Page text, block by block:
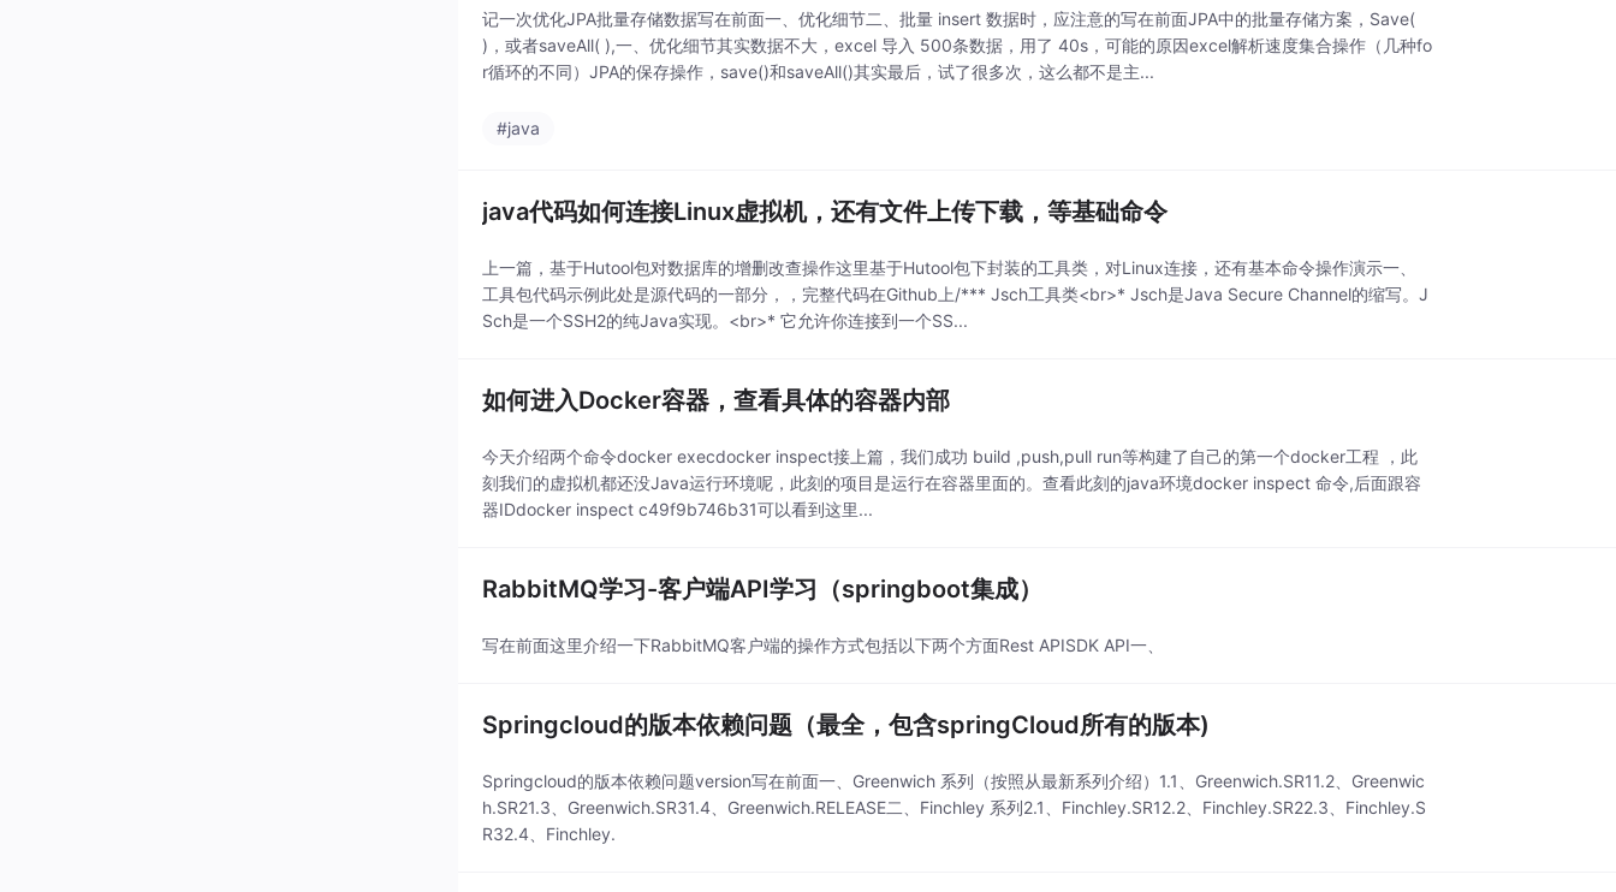
记一次优化JPA批量存储数据写在前面一、优化细节二、批量 insert 数据时，应注意的写在前面JPA中的批量存储方案，Save(
)，或者saveAll( ),一、优化细节其实数据不大，excel 导入 500条数据，用了 40s，可能的原因excel解析速度集合操作（几种fo
r循环的不同）JPA的保存操作，save()和saveAll()其实最后，试了很多次，这么都不是主...
#java
java代码如何连接Linux虚拟机，还有文件上传下载，等基础命令
上一篇，基于Hutool包对数据库的增删改查操作这里基于Hutool包下封装的工具类，对Linux连接，还有基本命令操作演示一、
工具包代码示例此处是源代码的一部分，，完整代码在Github上/*** Jsch工具类<br>* Jsch是Java Secure Channel的缩写。J
Sch是一个SSH2的纯Java实现。<br>* 它允许你连接到一个SS...
如何进入Docker容器，查看具体的容器内部
今天介绍两个命令docker execdocker inspect接上篇，我们成功 build ,push,pull run等构建了自己的第一个docker工程 ，此
刻我们的虚拟机都还没Java运行环境呢，此刻的项目是运行在容器里面的。查看此刻的java环境docker inspect 命令,后面跟容
器IDdocker inspect c49f9b746b31可以看到这里...
RabbitMQ学习-客户端API学习（springboot集成）
写在前面这里介绍一下RabbitMQ客户端的操作方式包括以下两个方面Rest APISDK API一、
Springcloud的版本依赖问题（最全，包含springCloud所有的版本)
Springcloud的版本依赖问题version写在前面一、Greenwich 系列（按照从最新系列介绍）1.1、Greenwich.SR11.2、Greenwic
h.SR21.3、Greenwich.SR31.4、Greenwich.RELEASE二、Finchley 系列2.1、Finchley.SR12.2、Finchley.SR22.3、Finchley.S
R32.4、Finchley.